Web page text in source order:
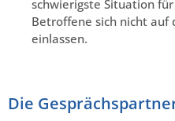
schwierigste Situation
Betroffene sich nicht auf
einlassen.
Die